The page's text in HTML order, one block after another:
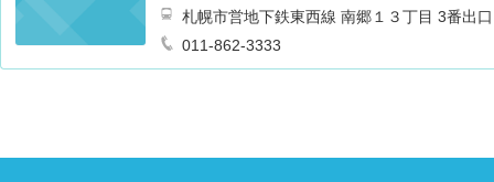
札幌市営地下鉄東西線 南郷１３丁目 3番出
011-862-3333